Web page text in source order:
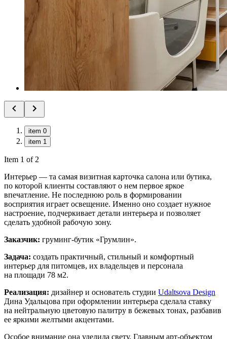
item 0
item 1
Item 1 of 2
Интерьер — та самая визитная карточка салона или бутика,
по которой клиенты составляют о нем первое яркое
впечатление. Не последнюю роль в формировании
восприятия играет освещение. Именно оно создает нужное
настроение, подчеркивает детали интерьера и позволяет
сделать удобной рабочую зону.
Заказчик: груминг-бутик «Грумлин».
Задача: создать практичный, стильный и комфортный
интерьер для питомцев, их владельцев и персонала
на площади 78 м2.
Реализация: дизайнер и основатель студии Udaltsova Design
Дина Удальцова при оформлении интерьера сделала ставку
на нейтральную цветовую палитру в бежевых тонах, разбавив
ее яркими желтыми акцентами.
Особое внимание она уделила свету. Главным арт-объектом